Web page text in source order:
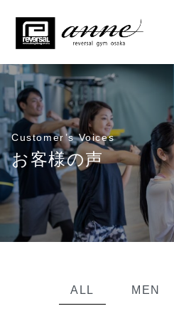
ALL MEN
Customer’s Voices
お客様の声